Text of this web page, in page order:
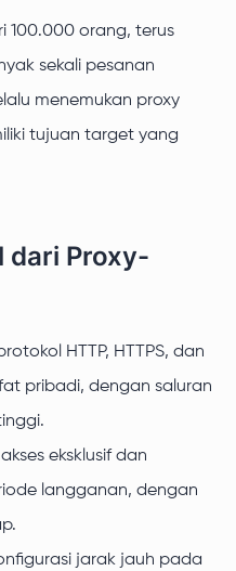
100.000 orang, terus
sekali pesanan
menemukan proxy
tujuan target yang
dari Proxy-
HTTP, HTTPS, dan
pribadi, dengan saluran
eksklusif dan
langganan, dengan
jarak jauh pada